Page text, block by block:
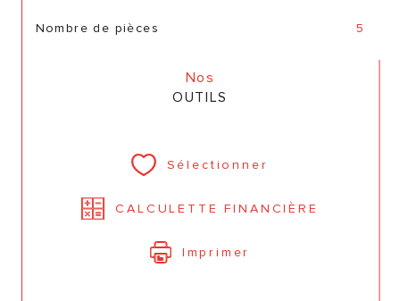
Nombre de pièces 5
Nos
OUTILS
Sélectionner
CALCULETTE FINANCIÈRE
Imprimer